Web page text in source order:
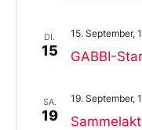
DI.
15 GABBI-
15. September,
SA.
19
19. September,